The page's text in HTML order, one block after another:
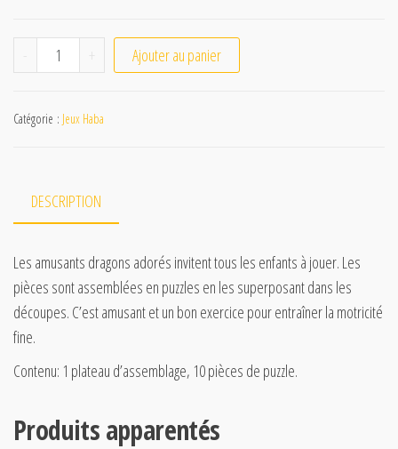
quantité de Puzzle en bois - Dragons adorés
Ajouter au panier
Catégorie : Jeux Haba
DESCRIPTION
Les amusants dragons adorés invitent tous les enfants à jouer. Les
pièces sont assemblées en puzzles en les superposant dans les
découpes. C’est amusant et un bon exercice pour entraîner la motricité
fine.
Contenu: 1 plateau d’assemblage, 10 pièces de puzzle.
Produits apparentés